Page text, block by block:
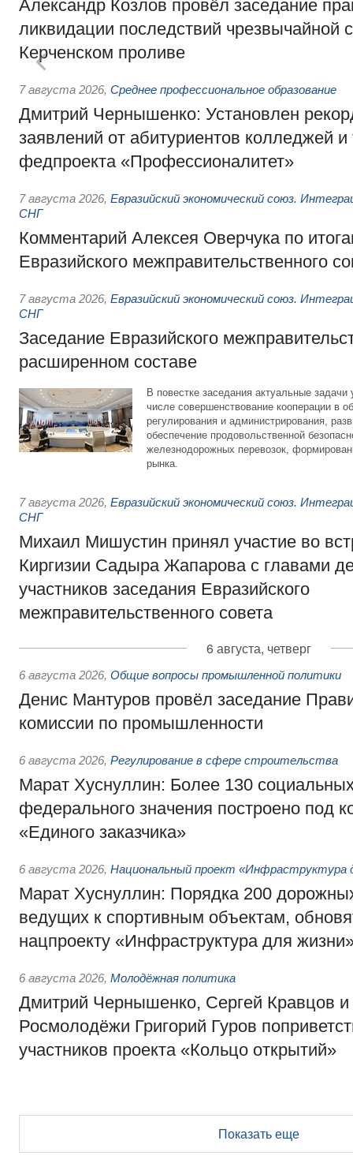
Александр Козлов провёл заседание
ликвидации последствий чрезвычайной
Керченском проливе
7 августа 2026, Среднее профессиональное образование
Дмитрий Чернышенко: Установлен
заявлений от абитуриентов колледжей и
федпроекта «Профессионалитет»
7 августа 2026, Евразийский экономический союз.
СНГ
Комментарий Алексея Оверчука по
Евразийского межправительственного
7 августа 2026, Евразийский экономический союз.
СНГ
Заседание Евразийского
расширенном составе
В повестке заседания актуальные задачи
числе совершенствование кооперации в
регулирования и администрирования,
обеспечение продовольственной
железнодорожных перевозок,
рынка.
7 августа 2026, Евразийский экономический союз.
СНГ
Михаил Мишустин принял участие во
Киргизии Садыра Жапарова с главами
участников заседания Евразийского
межправительственного совета
6 августа, четверг
6 августа 2026, Общие вопросы промышленной политики
Денис Мантуров провёл заседание
комиссии по промышленности
6 августа 2026, Регулирование в сфере строительства
Марат Хуснуллин: Более 130
федерального значения построено под
«Единого заказчика»
6 августа 2026, Национальный проект «Инфраструктура
Марат Хуснуллин: Порядка 200
ведущих к спортивным объектам,
нацпроекту «Инфраструктура для
6 августа 2026, Молодёжная политика
Дмитрий Чернышенко, Сергей Кравцов и
Росмолодёжи Григорий Гуров
участников проекта «Кольцо открытий»
Показать еще